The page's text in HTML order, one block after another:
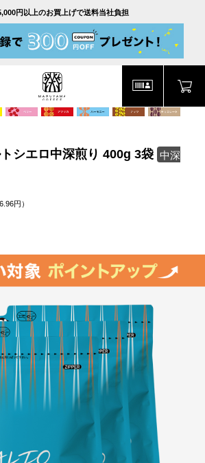
円以上のお買上げで送料当社負担
トシエロ中深煎り 400g 3袋 中深
円）